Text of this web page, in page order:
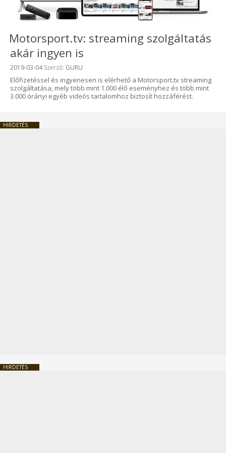
Motorsport.tv: streaming szolgáltatás
akár ingyen is
Beküldve:
2019-03-04Szerző: GURU
Előfizetéssel és ingyenesen is elérhető a Motorsport.tv streaming
szolgáltatása, mely több mint 1.000 élő eseményhez és több mint
3.000 órányi egyéb videós tartalomhoz biztosít hozzáférést.
HIRDETÉS
HIRDETÉS